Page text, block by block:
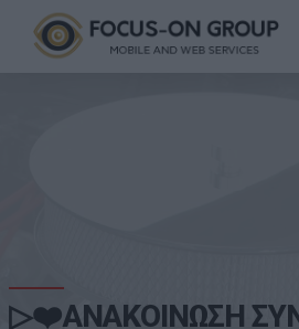
▷❤️ΑΝΑΚΟΙΝΩΣΗ